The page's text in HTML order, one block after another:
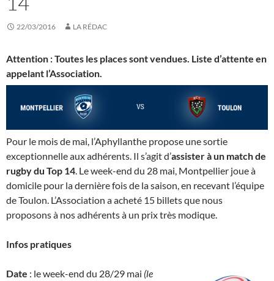
22/03/2016 LA RÉDAC
Attention : Toutes les places sont vendues. Liste d’attente en
appelant l’Association.
Pour le mois de mai, l’Aphyllanthe propose une sortie
exceptionnelle aux adhérents. Il s’agit d’assister à un match de
rugby du Top 14 . Le week-end du 28 mai, Montpellier joue à
domicile pour la dernière fois de la saison, en recevant l’équipe
de Toulon. L’Association a acheté 15 billets que nous
proposons à nos adhérents à un prix très modique.
Infos pratiques
Date : le week-end du 28/29 mai (le